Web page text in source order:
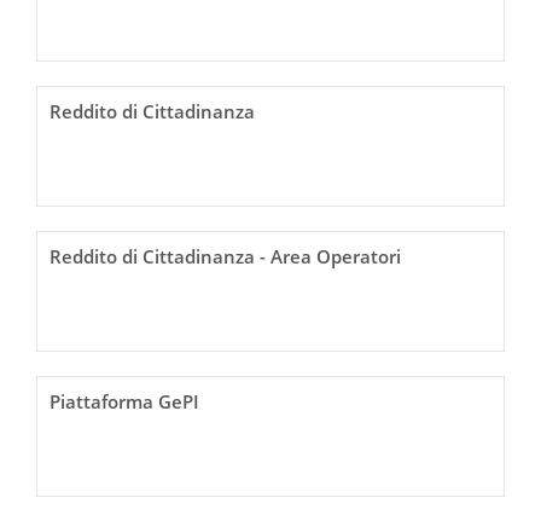
Reddito di Cittadinanza
Reddito di Cittadinanza - Area Operatori
Piattaforma GePI